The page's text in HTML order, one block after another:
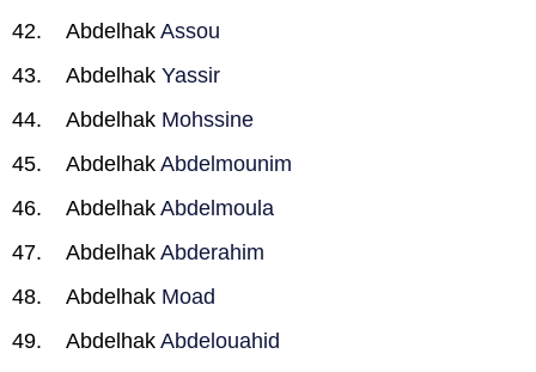
Abdelhak Assou
Abdelhak Yassir
Abdelhak Mohssine
Abdelhak Abdelmounim
Abdelhak Abdelmoula
Abdelhak Abderahim
Abdelhak Moad
Abdelhak Abdelouahid